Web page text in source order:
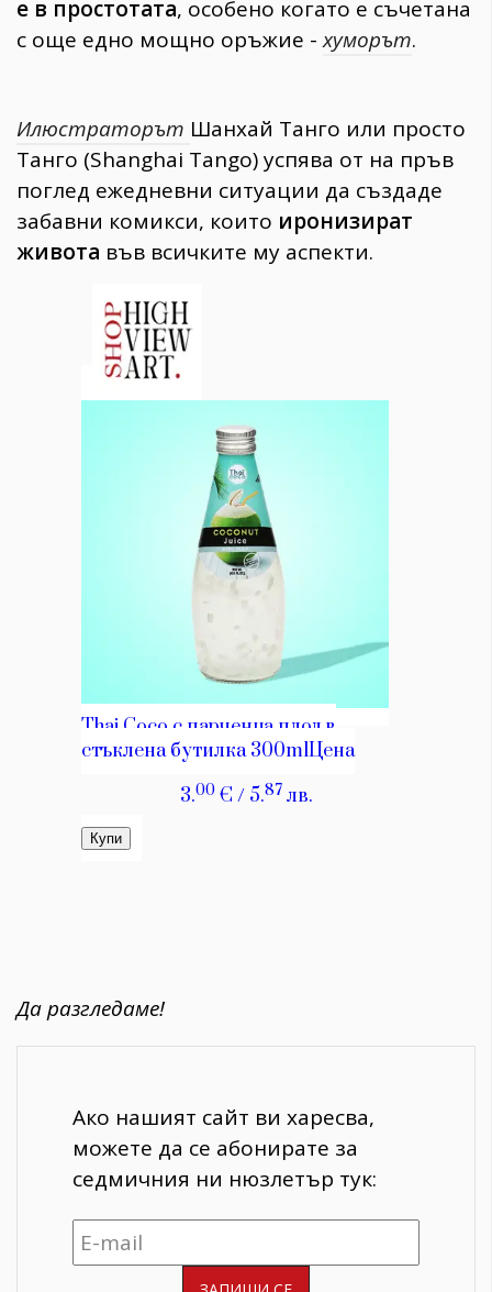
е в простотата, особено когато е съчетана
с още едно мощно оръжие -хуморът.
Илюстраторът Шанхай Танго или просто
Танго (Shanghai Tango) успява от на пръв
поглед ежедневни ситуации да създаде
забавни комикси, които иронизират
живота във всичките му аспекти.
Да разгледаме!
Ако нашият сайт ви харесва,
можете да се абонирате за
седмичния ни нюзлетър тук: